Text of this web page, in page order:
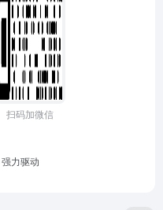
扫码加微信
强力驱动